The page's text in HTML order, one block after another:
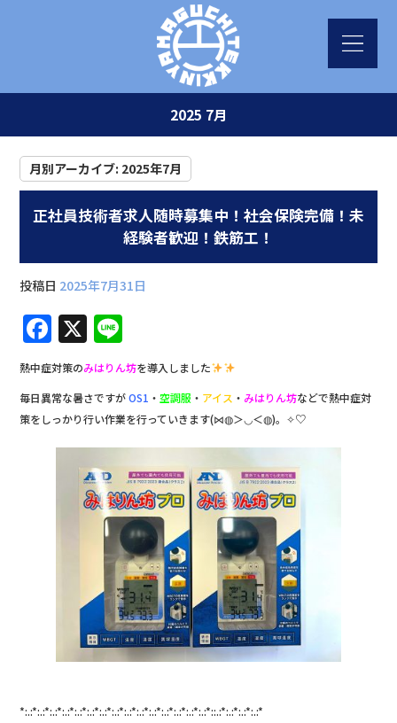
2025 7月
月別アーカイブ: 2025年7月
正社員技術者求人随時募集中！社会保険完備！未
経験者歓迎！鉄筋工！
投稿日 2025年7月31日
F
a
c
e
b
X
n
e
熱中症対策のみはりん坊を導入しました
毎日異常な暑さですがOS1 ・空調服 ・ アイス ・ みはりん坊などで熱中症対
策をしっかり行い作業を行っていきます(⋈◍＞◡＜◍)。✧♡
*:.:*:.:*:.:*:.:*:.:*:.:*:.:*:.:*:.:*:.:*:.:*:.:*:.:*:.:*:.:*::.:*:.:*:.:*:.:*